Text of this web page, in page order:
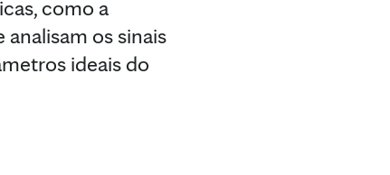
como a
os sinais
ideais do